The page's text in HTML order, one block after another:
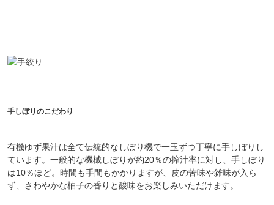
手しぼりのこだわり
有機ゆず果汁は全て伝統的なしぼり機で一玉ずつ丁寧に手しぼりし
ています。一般的な機械しぼりが約20％の搾汁率に対し、手しぼり
は10％ほど。時間も手間もかかりますが、皮の苦味や雑味が入ら
ず、さわやかな柚子の香りと酸味をお楽しみいただけます。